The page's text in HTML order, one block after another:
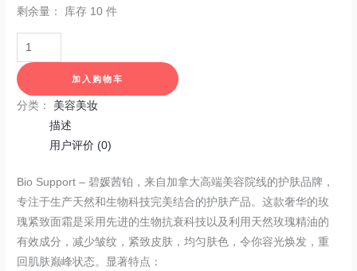
剩余量： 库存 10 件
加入购物车
分类： 美容美妆
描述
用户评价 (0)
Bio Support – 碧媛茜铂，来自加拿大高端美容院线的护肤品牌，
专注于生产天然和生物科技完美结合的护肤产品。这款奢华的玫
瑰紧致面霜是采用先进的生物抗衰科技以及利用天然玫瑰精油的
有效成分，减少皱纹，紧致皮肤，均匀肤色，令你容光焕发，重
回肌肤巅峰状态。显著特点：